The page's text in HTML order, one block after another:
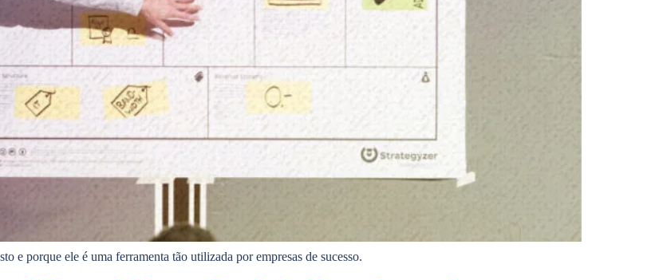
e porque ele é uma ferramenta tão utilizada por empresas de sucesso.